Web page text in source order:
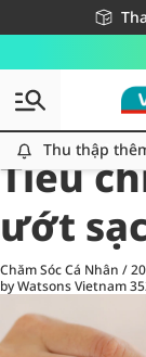
Miễn
Giao hàng
Thu thập
All
Chăm Sóc Cá Nhân
Tiêu
ướt
Chăm Sóc Cá Nhân /
by Watsons Vietnam